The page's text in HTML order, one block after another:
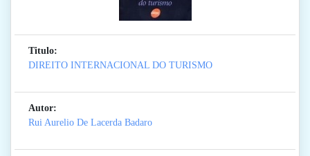
Titulo:
DIREITO INTERNACIONAL DO TURISMO
Autor:
Rui Aurelio De Lacerda Badaro